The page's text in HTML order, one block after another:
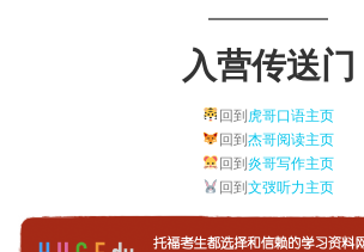
入营传送门
回到虎哥口语主页
回到杰哥阅读主页
回到炎哥写作主页
回到文弢听力主页